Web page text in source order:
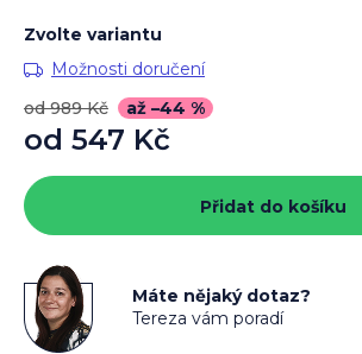
Zvolte variantu
Možnosti doručení
od 989 Kč
až –44 %
od 547 Kč
cena:
Přidat do košíku
Máte nějaký dotaz?
Tereza vám poradí